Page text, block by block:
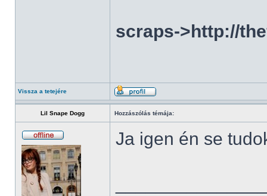
scraps->http://
Vissza a tetejére
Lil Snape Dogg Hozzászólás témája:
Ja igen én se